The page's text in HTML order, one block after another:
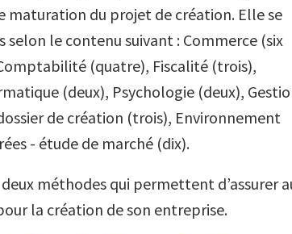
maturation du projet de création. Elle se
le contenu suivant : Commerce (six
(quatre), Fiscalité (trois),
(deux), Psychologie (deux),
de création (trois), Environnement
- étude de marché (dix).
méthodes qui permettent d’assurer
la création de son entreprise.